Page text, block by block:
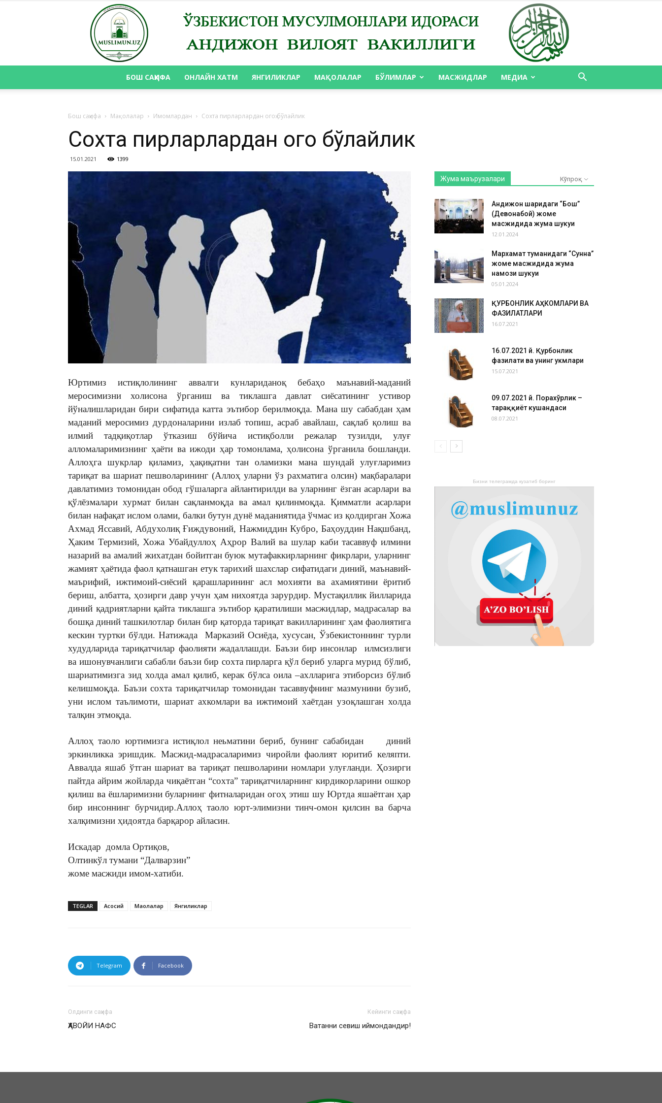
ВАКИЛЛИГИ
БОШ САҲИФА ОНЛАЙН ХАТМ ЯНГИЛИКЛАР МАҚОЛАЛАР БЎЛИМЛАР МАСЖИДЛАР МЕДИА
Бош саҳифа Мақолалар Имомлардан Сохта пирларлардан огоҳ бўлайлик
Сохта пирларлардан огоҳ бўлайлик
15.01.2021 1399
Юртимиз истиқлолининг аввалги кунлариданоқ бебаҳо маънавий-маданий
меросимизни холисона ўрганиш ва тиклашга давлат сиёсатининг устивор
йўналишларидан бири сифатида катта эътибор берилмоқда. Мана шу сабабдан ҳам
маданий меросимиз дурдоналарини излаб топиш, асраб авайлаш, сақлаб қолиш ва
илмий тадқиқотлар ўтказиш бўйича истиқболли режалар тузилди, улуғ
алломаларимизнинг ҳаёти ва ижоди ҳар томонлама, ҳолисона ўрганила бошланди.
Аллоҳга шукрлар қиламиз, ҳақиқатни тан оламизки мана шундай улуғларимиз
тариқат ва шариат пешволарининг (Аллоҳ уларни ўз рахматига олсин) мақбаралари
давлатимиз томонидан обод гўшаларга айлантирилди ва уларнинг ёзган асарлари ва
қўлёзмалари хурмат билан сақланмоқда ва амал қилинмоқда. Қимматли асарлари
билан нафақат ислом олами, балки бутун дунё маданиятида ўчмас из қолдирган Хожа
Ахмад Яссавий, Абдухолиқ Ғиждувоний, Нажмиддин Кубро, Баҳоуддин Нақшбанд,
Ҳаким Термизий, Хожа Убайдуллоҳ Аҳрор Валий ва шулар каби тасаввуф илмини
назарий ва амалий жихатдан бойитган буюк мутафаккирларнинг фикрлари, уларнинг
жамият ҳаётида фаол қатнашган етук тарихий шахслар сифатидаги диний, маънавий-
маърифий, ижтимоий-сиёсий қарашларининг асл мохияти ва ахамиятини ёритиб
бериш, албатта, ҳозирги давр учун ҳам нихоятда зарурдир. Мустақиллик йилларида
диний қадриятларни қайта тиклашга эътибор қаратилиши масжидлар, мадрасалар ва
бошқа диний ташкилотлар билан бир қаторда тариқат вакилларининг ҳам фаолиятига
кескин туртки бўлди. Натижада Марказий Осиёда, хусусан, Ўзбекистоннинг турли
худудларида тариқатчилар фаолияти жадаллашди. Баъзи бир инсонлар илмсизлиги
ва ишонувчанлиги сабабли баъзи бир сохта пирларга қўл бериб уларга мурид бўлиб,
шариатимизга зид холда амал қилиб, керак бўлса оила –ахлларига этиборсиз бўлиб
келишмоқда. Баъзи сохта тариқатчилар томонидан тасаввуфнинг мазмунини бузиб,
уни ислом таълимоти, шариат ахкомлари ва ижтимоий хаётдан узоқлашган холда
талқин этмоқда.
Аллоҳ таоло юртимизга истиқлол неьматини бериб, бунинг сабабидан диний
эркинликка эришдик. Масжид-мадрасаларимиз чиройли фаолият юритиб келяпти.
Аввалда яшаб ўтган шариат ва тариқат пешволарини номлари улуғланди. Ҳозирги
пайтда айрим жойларда чиқаётган “сохта” тариқатчиларнинг кирдикорларини ошкор
қилиш ва ёшларимизни буларнинг фитналаридан огоҳ этиш шу Юртда яшаётган ҳар
бир инсоннинг бурчидир.Аллоҳ таоло юрт-элимизни тинч-омон қилсин ва барча
халқимизни ҳидоятда барқарор айласин.
Искадар домла Ортиқов,
Олтинкўл тумани “Далварзин”
жоме масжиди имом-хатиби.
TEGLAR Асосий Мақолалар Янгиликлар
Telegram Facebook
Олдинги саҳифа
ҲАВОЙИ НАФС
Кейинги саҳифа
Ватанни севиш иймондандир!
Жума маърузалари Кўпроқ
Андижон шаҳридаги “Бош”
(Девонабой) жоме
масжидида жума шукуҳи
12.01.2024
Мархамат туманидаги “Сунна”
жоме масжидида жума
намози шукуҳи
05.01.2024
ҚУРБОНЛИК АҲКОМЛАРИ ВА
ФАЗИЛАТЛАРИ
16.07.2021
16.07.2021 й. Қурбонлик
фазилати ва унинг ҳукмлари
15.07.2021
09.07.2021 й. Порахўрлик –
тараққиёт кушандаси
08.07.2021
Бизни телеграмда кузатиб боринг